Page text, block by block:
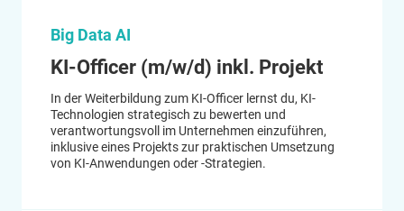
Big Data AI
KI-Officer (m/w/d) inkl. Projekt
In der Weiterbildung zum KI-Officer lernst du, KI-
Technologien strategisch zu bewerten und
verantwortungsvoll im Unternehmen einzuführen,
inklusive eines Projekts zur praktischen Umsetzung
von KI-Anwendungen oder -Strategien.